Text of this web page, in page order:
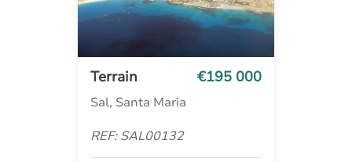
Terrain €195 000
Sal, Santa Maria
REF: SAL00132